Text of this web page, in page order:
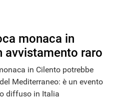
monaca in
avvistamento raro
in Cilento potrebbe
Mediterraneo: è un evento
diffuso in Italia